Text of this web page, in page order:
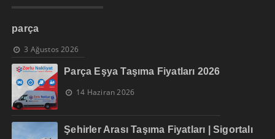
parça
3 Ağustos 2026
Parça Eşya Taşıma Fiyatları 2026
14 Haziran 2026
Şehirler Arası Taşıma Fiyatları | Sigortalı